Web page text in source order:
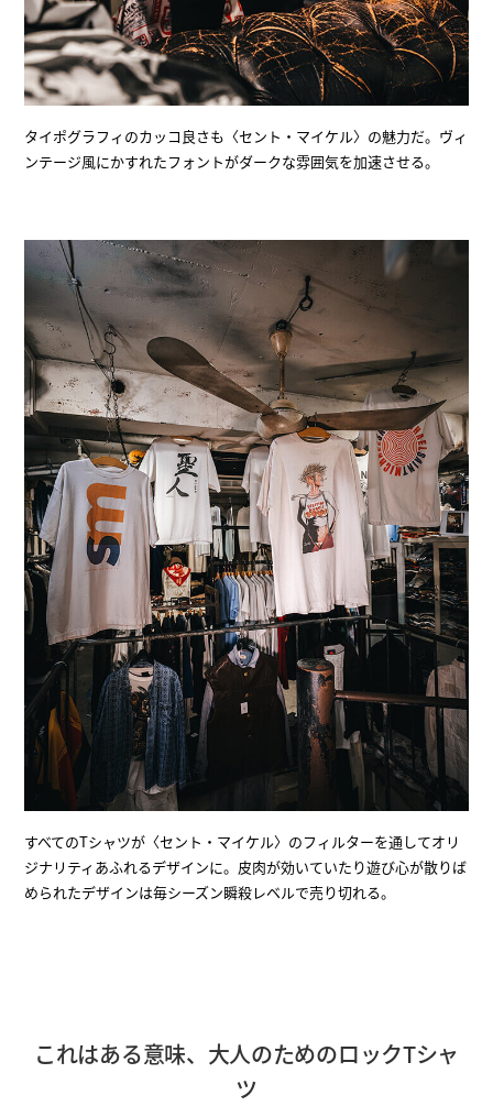
タイポグラフィのカッコ良さも〈セント・マイケル〉の魅力だ。ヴィ
ンテージ風にかすれたフォントがダークな雰囲気を加速させる。
すべてのTシャツが〈セント・マイケル〉のフィルターを通してオリ
ジナリティあふれるデザインに。皮肉が効いていたり遊び心が散りば
められたデザインは毎シーズン瞬殺レベルで売り切れる。
これはある意味、大人のためのロックTシャ
ツ